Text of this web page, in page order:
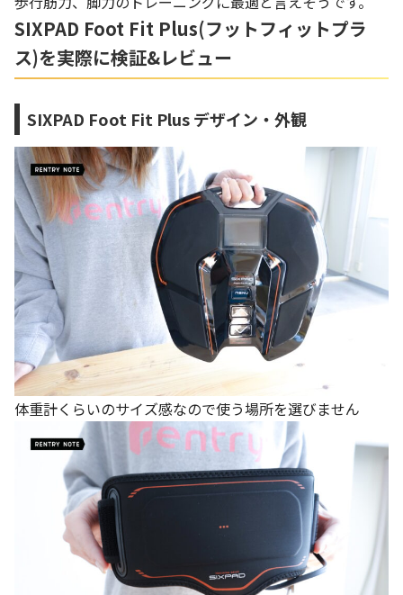
SIXPAD Foot Fit Plus(フットフィットプラ
ス)を実際に検証&レビュー
SIXPAD Foot Fit Plus デザイン・外観
体重計くらいのサイズ感なので使う場所を選びません